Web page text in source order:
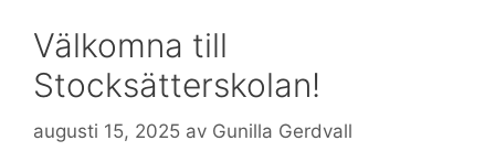
Välkomna till
Stocksätterskolan!
augusti 15, 2025 av Gunilla Gerdvall